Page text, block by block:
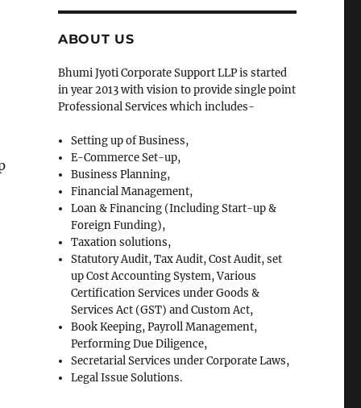
ABOUT US
Bhumi Jyoti Corporate Support LLP is started
in year 2013 with vision to provide single point
Professional Services which includes-
Setting up of Business,
E-Commerce Set-up,
Business Planning,
Financial Management,
Loan & Financing (Including Start-up &
Foreign Funding),
Taxation solutions,
Statutory Audit, Tax Audit, Cost Audit, set
up Cost Accounting System, Various
Certification Services under Goods &
Services Act (GST) and Custom Act,
Book Keeping, Payroll Management,
Performing Due Diligence,
Secretarial Services under Corporate Laws,
Legal Issue Solutions.